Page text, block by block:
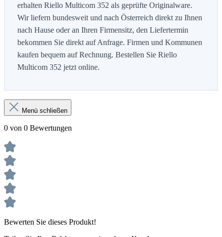
erhalten Riello Multicom 352 als geprüfte Originalware.
Wir liefern bundesweit und nach Österreich direkt zu Ihnen
nach Hause oder an Ihren Firmensitz, den Liefertermin
bekommen Sie direkt auf Anfrage. Firmen und Kommunen
kaufen bequem auf Rechnung. Bestellen Sie Riello
Multicom 352 jetzt online.
Menü schließen
0 von 0 Bewertungen
Bewerten Sie dieses Produkt!